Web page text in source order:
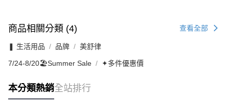
商品相關分類 (4) 查看全部
❚ 生活用品 品牌 美舒律
7/24-8/20🏖️Summer Sale ✦多件優惠價
本分類熱銷全站排行